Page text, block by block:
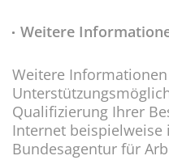
Weitere
Weitere
Qualifizierung Ihrer
Internet beispielweise
Bundesagentur für